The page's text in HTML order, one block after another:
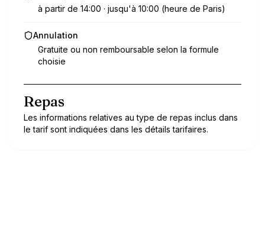
à partir de 14:00 · jusqu'à 10:00 (heure de Paris)
Annulation
Gratuite ou non remboursable selon la formule
choisie
Repas
Les informations relatives au type de repas inclus dans
le tarif sont indiquées dans les détails tarifaires.